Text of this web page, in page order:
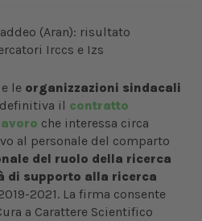
e le organizzazioni sindacali
il contratto
che interessa circa
al personale del comparto
del ruolo della ricerca
di supporto alla ricerca
2021. La firma consente
a Carattere Scientifico